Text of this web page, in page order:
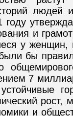
людей
и
у женщин,
бы
7
рост,
и